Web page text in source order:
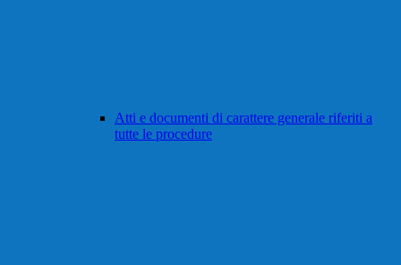
Atti e documenti di carattere generale riferiti a
tutte le procedure